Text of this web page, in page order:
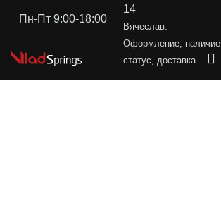
Пн-Пт 9:00-18:00
14
Вячеслав:
Оформление, наличие,
статус, доставка